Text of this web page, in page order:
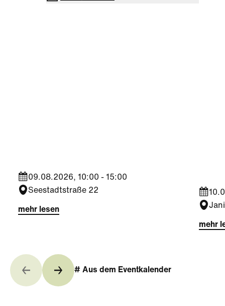
09.08.2026, 10:00 - 15:00
Seestadtstraße 22
mehr lesen
mehr
# Aus dem Eventkalender